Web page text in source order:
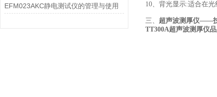
EFM023AKC静电测试仪的管理与使用
10、背光显示:适合在
三、 超声波测厚仪——
TT300A超声波测厚仪